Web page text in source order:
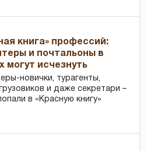
книга» профессий:
и почтальоны в
могут исчезнуть
новички, тур­агенты,
и даже секретари –
в «Красную книгу»